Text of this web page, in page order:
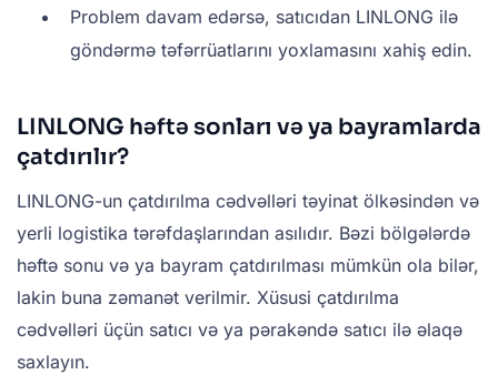
Problem davam edərsə, satıcıdan LINLONG ilə
göndərmə təfərrüatlarını yoxlamasını xahiş edin.
LINLONG həftə sonları və ya bayramlarda
çatdırılır?
LINLONG-un çatdırılma cədvəlləri təyinat ölkəsindən və
yerli logistika tərəfdaşlarından asılıdır. Bəzi bölgələrdə
həftə sonu və ya bayram çatdırılması mümkün ola bilər,
lakin buna zəmanət verilmir. Xüsusi çatdırılma
cədvəlləri üçün satıcı və ya pərakəndə satıcı ilə əlaqə
saxlayın.